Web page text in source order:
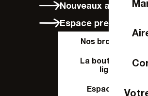
Nouveaux arrivants
Espace presse
Nos brochures
La boutique en
ligne
Espace Pro